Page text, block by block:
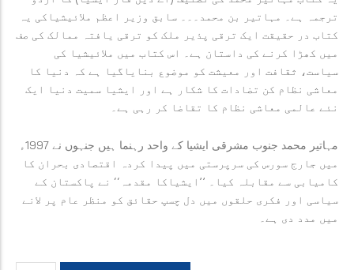
ترجمہ ہے۔ مہاتیر بن محمد۔۔۔ سابق وزیر اعظم ملائیشیاکی یہ
کتاب در حقیقت ایک ترقی پذیر ملک کو ترقی یافتہ ممالک کی صف
میں کھڑا کرنے کی داستان ہے۔ اس کتاب میں ملائیشیا کی
سیاست، ثقافت اور معیشت کو موضوع بنایاگیا ہے کہ دنیا کا
معاشی نظام کن تضادات کا شکار ہے اور ایشیا سمیت دنیا ایک
نئے عالمی معاشی نظام کا تقاضا کر رہی ہے۔
مہاتیر محمد جنوب مشرقی ایشیا کے واحد رہنما ہیں جنہوں نے 1997ء
میں جارج سورس کی سرپرستی میں پیدا کردہ اقتصادی بحران کا
کامیابی سے مقابلہ کیا۔ ’’ایشیاکا مقدمہ‘‘ نے پاکستان کے
سیاسی اور فکری حلقوں میں دل چسپ حقائق کو منظر عام پر لانے
میں مدد دی ہے۔